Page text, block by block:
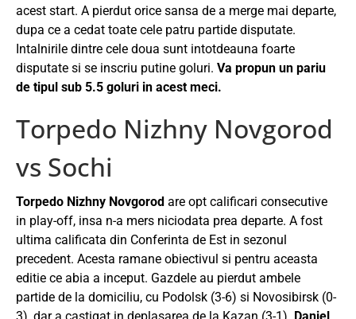
acest start. A pierdut orice sansa de a merge mai departe,
dupa ce a cedat toate cele patru partide disputate.
Intalnirile dintre cele doua sunt intotdeauna foarte
disputate si se inscriu putine goluri. Va propun un pariu
de tipul sub 5.5 goluri in acest meci.
Torpedo Nizhny Novgorod
vs Sochi
Torpedo Nizhny Novgorod are opt calificari consecutive
in play-off, insa n-a mers niciodata prea departe. A fost
ultima calificata din Conferinta de Est in sezonul
precedent. Acesta ramane obiectivul si pentru aceasta
editie ce abia a inceput. Gazdele au pierdut ambele
partide de la domiciliu, cu Podolsk (3-6) si Novosibirsk (0-
3), dar a castigat in deplasarea de la Kazan (3-1). Daniel